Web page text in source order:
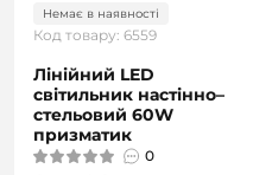
Немає в наявності
Код товару: 6559
Лінійний LED
світильник настінно–
стельовий 60W
призматик
0